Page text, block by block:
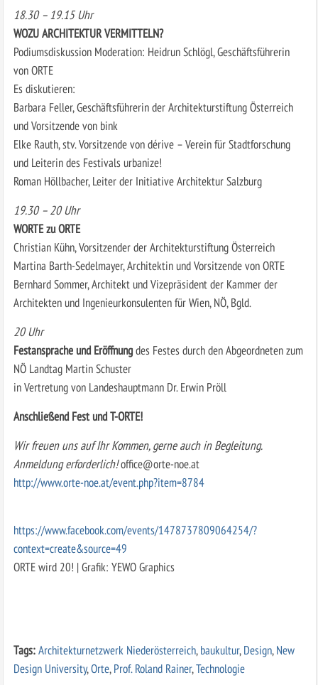
18.30 – 19.15 Uhr
WOZU ARCHITEKTUR VERMITTELN?
Podiumsdiskussion Moderation: Heidrun Schlögl, Geschäftsführerin
von ORTE
Es diskutieren:
Barbara Feller, Geschäftsführerin der Architekturstiftung Österreich
und Vorsitzende von bink
Elke Rauth, stv. Vorsitzende von dérive – Verein für Stadtforschung
und Leiterin des Festivals urbanize!
Roman Höllbacher, Leiter der Initiative Architektur Salzburg
19.30 – 20 Uhr
WORTE zu ORTE
Christian Kühn, Vorsitzender der Architekturstiftung Österreich
Martina Barth-Sedelmayer, Architektin und Vorsitzende von ORTE
Bernhard Sommer, Architekt und Vizepräsident der Kammer der
Architekten und Ingenieurkonsulenten für Wien, NÖ, Bgld.
20 Uhr
Festansprache und Eröffnungdes Festes durch den Abgeordneten zum
NÖ Landtag Martin Schuster
in Vertretung von Landeshauptmann Dr. Erwin Pröll
Anschließend Fest und T-ORTE!
Wir freuen uns auf Ihr Kommen, gerne auch in Begleitung.
Anmeldung erforderlich!office@orte-noe.at
http://www.orte-noe.at/event.php?item=8784
https://www.facebook.com/events/1478737809064254/?
context=create&source=49
ORTE wird 20! | Grafik: YEWO Graphics
Tags:Architekturnetzwerk Niederösterreich,baukultur,Design,New
Design University,Orte,Prof. Roland Rainer,Technologie